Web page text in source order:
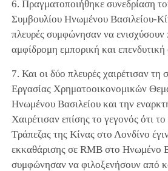
6. Πραγματοποιήθηκε συνεδρίαση
Συμβουλίου Ηνωμένου Βασιλείου-
πλευρές συμφώνησαν να ενισχύσουν
αμφίδρομη εμπορική και επενδυτική
7. Και οι δύο πλευρές χαιρέτισαν
Εργασίας Χρηματοοικονομικών
Ηνωμένου Βασιλείου και την
Χαιρέτισαν επίσης το γεγονός ότι
Τράπεζας της Κίνας στο Λονδίνο
εκκαθάρισης σε RMB στο Ηνωμένο
συμφώνησαν να φιλοξενήσουν από